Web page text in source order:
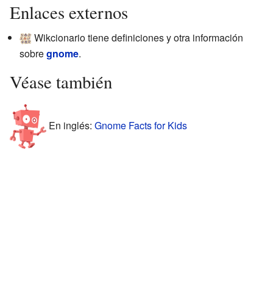
Enlaces externos
Wikcionario tiene definiciones y otra información
sobregnome.
Véase también
En inglés: Gnome Facts for Kids